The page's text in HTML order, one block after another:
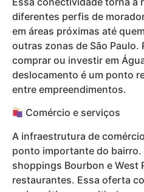
diferentes perfis de
em áreas próximas até
outras zonas de São Paulo.
comprar ou investir em
deslocamento é um ponto
entre empreendimentos.
Comércio e serviços
A infraestrutura de
ponto importante do bairro.
shoppings Bourbon e West
restaurantes. Essa oferta